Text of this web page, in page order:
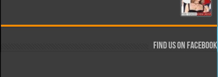
Find us on Facebook